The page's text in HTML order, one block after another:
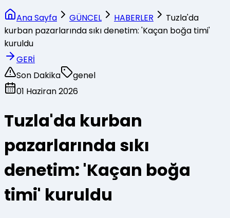
Ana Sayfa GÜNCEL HABERLER
Tuzla'da
kurban pazarlarında sıkı denetim: 'Kaçan boğa timi'
kuruldu
GERİ
Son Dakika
genel
01 Haziran 2026
Tuzla'da kurban
pazarlarında sıkı
denetim: 'Kaçan boğa
timi' kuruldu